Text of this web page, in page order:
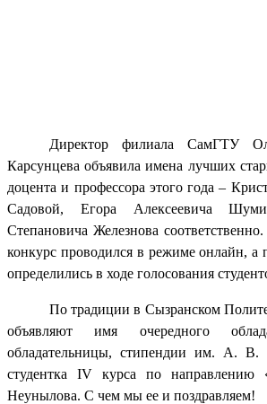
Директор филиала СамГТУ
Карсунцева объявила имена лучших
доцента и профессора этого года –
Садовой, Егора Алексеевича
Степановича Железнова
конкурс проводился в режиме онлайн, а
определились в ходе голосования
По традиции в Сызранском
объявляют имя очередного
обладательницы, стипендии им. А. В.
студентка IV курса по направлению
Неунылова. С чем мы ее и поздравляем!